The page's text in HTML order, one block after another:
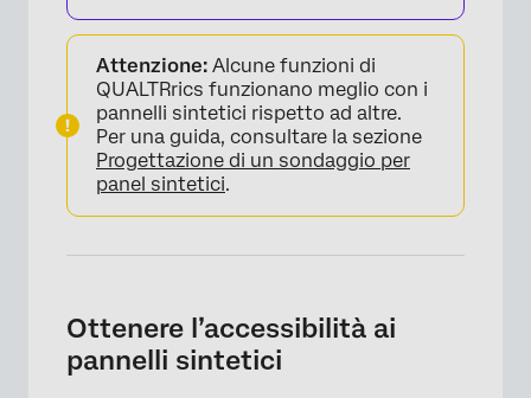
Attenzione: Alcune funzioni di
QUALTRrics funzionano meglio con i
pannelli sintetici rispetto ad altre.
Per una guida, consultare la sezione
Progettazione di un sondaggio per
panel sintetici.
Ottenere l’accessibilità ai
pannelli sintetici